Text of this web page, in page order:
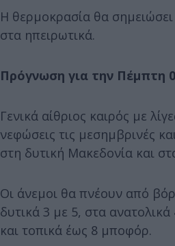
Η θερμοκρασία θα
στα ηπειρωτικά.
Πρόγνωση για την Πέμπτη
Γενικά αίθριος καιρός με
νεφώσεις τις μεσημβρινές
στη δυτική Μακεδονία και
Οι άνεμοι θα πνέουν από
δυτικά 3 με 5, στα ανατολικά
και τοπικά έως 8 μποφόρ.